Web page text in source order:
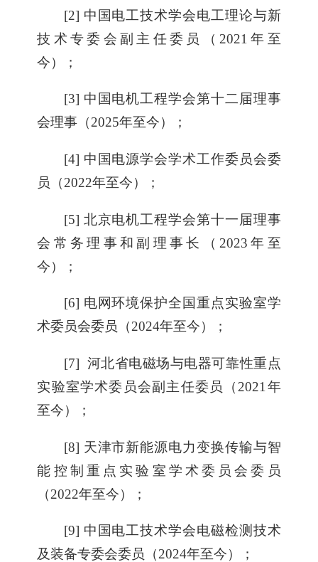
[2] 中国电工技术学会电工理论与新
技术专委会副主任委员（2021年至
今）；
[3] 中国电机工程学会第十二届理事
会理事（2025年至今）；
[4] 中国电源学会学术工作委员会委
员（2022年至今）；
[5] 北京电机工程学会第十一届理事
会常务理事和副理事长（2023年至
今）；
[6] 电网环境保护全国重点实验室学
术委员会委员（2024年至今）；
[7] 河北省电磁场与电器可靠性重点
实验室学术委员会副主任委员（2021年
至今）；
[8] 天津市新能源电力变换传输与智
能控制重点实验室学术委员会委员
（2022年至今）；
[9] 中国电工技术学会电磁检测技术
及装备专委会委员（2024年至今）；